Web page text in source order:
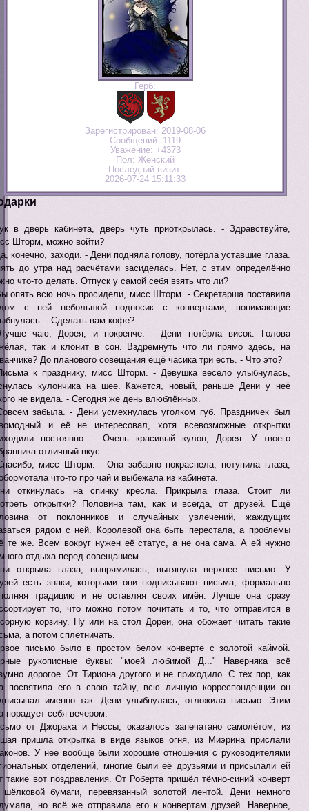
Герб:
Зарегистрирован: 2019-08-06
Сообщений: 1119
Уважение: +4373
Пол: Женский
Последний визит:
2026-07-24 15:11:33
в дверь кабинета, дверь чуть приоткрылась. - Здравствуйте,
Шторм, можно войти?
конечно, заходи. - Дени подняла голову, потёрла уставшие глаза.
до утра над расчётами засиделась. Нет, с этим определённо
что-то делать. Отпуск у самой себя взять что ли?
опять всю ночь просидели, мисс Шторм. - Секретарша поставила
с ней небольшой подносик с конвертами, понимающие
- Сделать вам кофе?
чаю, Дорея, и покрепче. - Дени потёрла висок. Голова
так и клонит в сон. Вздремнуть что ли прямо здесь, на
До планового совещания ещё часика три есть. - Что это?
к празднику, мисс Шторм. - Девушка весело улыбнулась,
кулончика на шее. Кажется, новый, раньше Дени у неё
не видела. - Сегодня же день влюблённых.
забыла. - Дени усмехнулась уголком губ. Праздничек был
и её не интересовал, хотя всевозможные открытки
постоянно. - Очень красивый кулон, Дорея. У твоего
отличный вкус.
мисс Шторм. - Она забавно покраснела, потупила глаза,
что-то про чай и выбежала из кабинета.
откинулась на спинку кресла. Прикрыла глаза. Стоит ли
открытки? Половина там, как и всегда, от друзей. Ещё
от поклонников и случайных увлечений, жаждущих
рядом с ней. Королевой она быть перестала, а проблемы
те же. Всем вокруг нужен её статус, а не она сама. А ей нужно
отдыха перед совещанием.
открыла глаза, выпрямилась, вытянула верхнее письмо. У
есть знаки, которыми они подписывают письма, формально
традицию и не оставляя своих имён. Лучше она сразу
то, что можно потом почитать и то, что отправится в
корзину. Ну или на стол Дореи, она обожает читать такие
а потом сплетничать.
письмо было в простом белом конверте с золотой каймой.
рукописные буквы: "моей любимой Д..." Наверняка всё
дорогое. От Тириона другого и не приходило. С тех пор, как
посвятила его в свою тайну, всю личную корреспонденции он
именно так. Дени улыбнулась, отложила письмо. Этим
порадует себя вечером.
от Джораха и Нессы, оказалось запечатано самолётом, из
пришла открытка в виде языков огня, из Миэрина прислали
У нее вообще были хорошие отношения с руководителями
отделений, многие были её друзьями и присылали ей
такие вот поздравления. От Роберта пришёл тёмно-синий конверт
шёлковой бумаги, перевязанный золотой лентой. Дени немного
но всё же отправила его к конвертам друзей. Наверное,